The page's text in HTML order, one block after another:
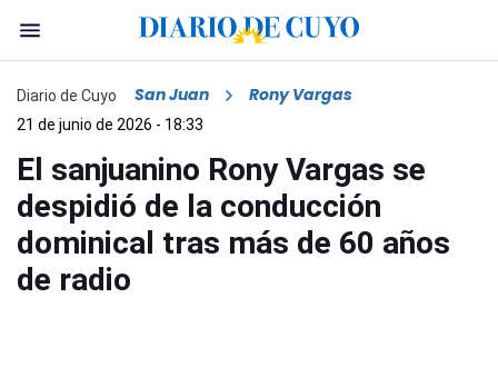
Diario de Cuyo San Juan Rony Vargas
21 de junio de 2026 - 18:33
El sanjuanino Rony Vargas se
despidió de la conducción
dominical tras más de 60 años
de radio